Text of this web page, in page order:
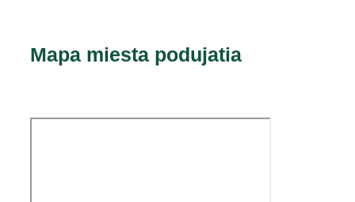
Mapa miesta podujatia​